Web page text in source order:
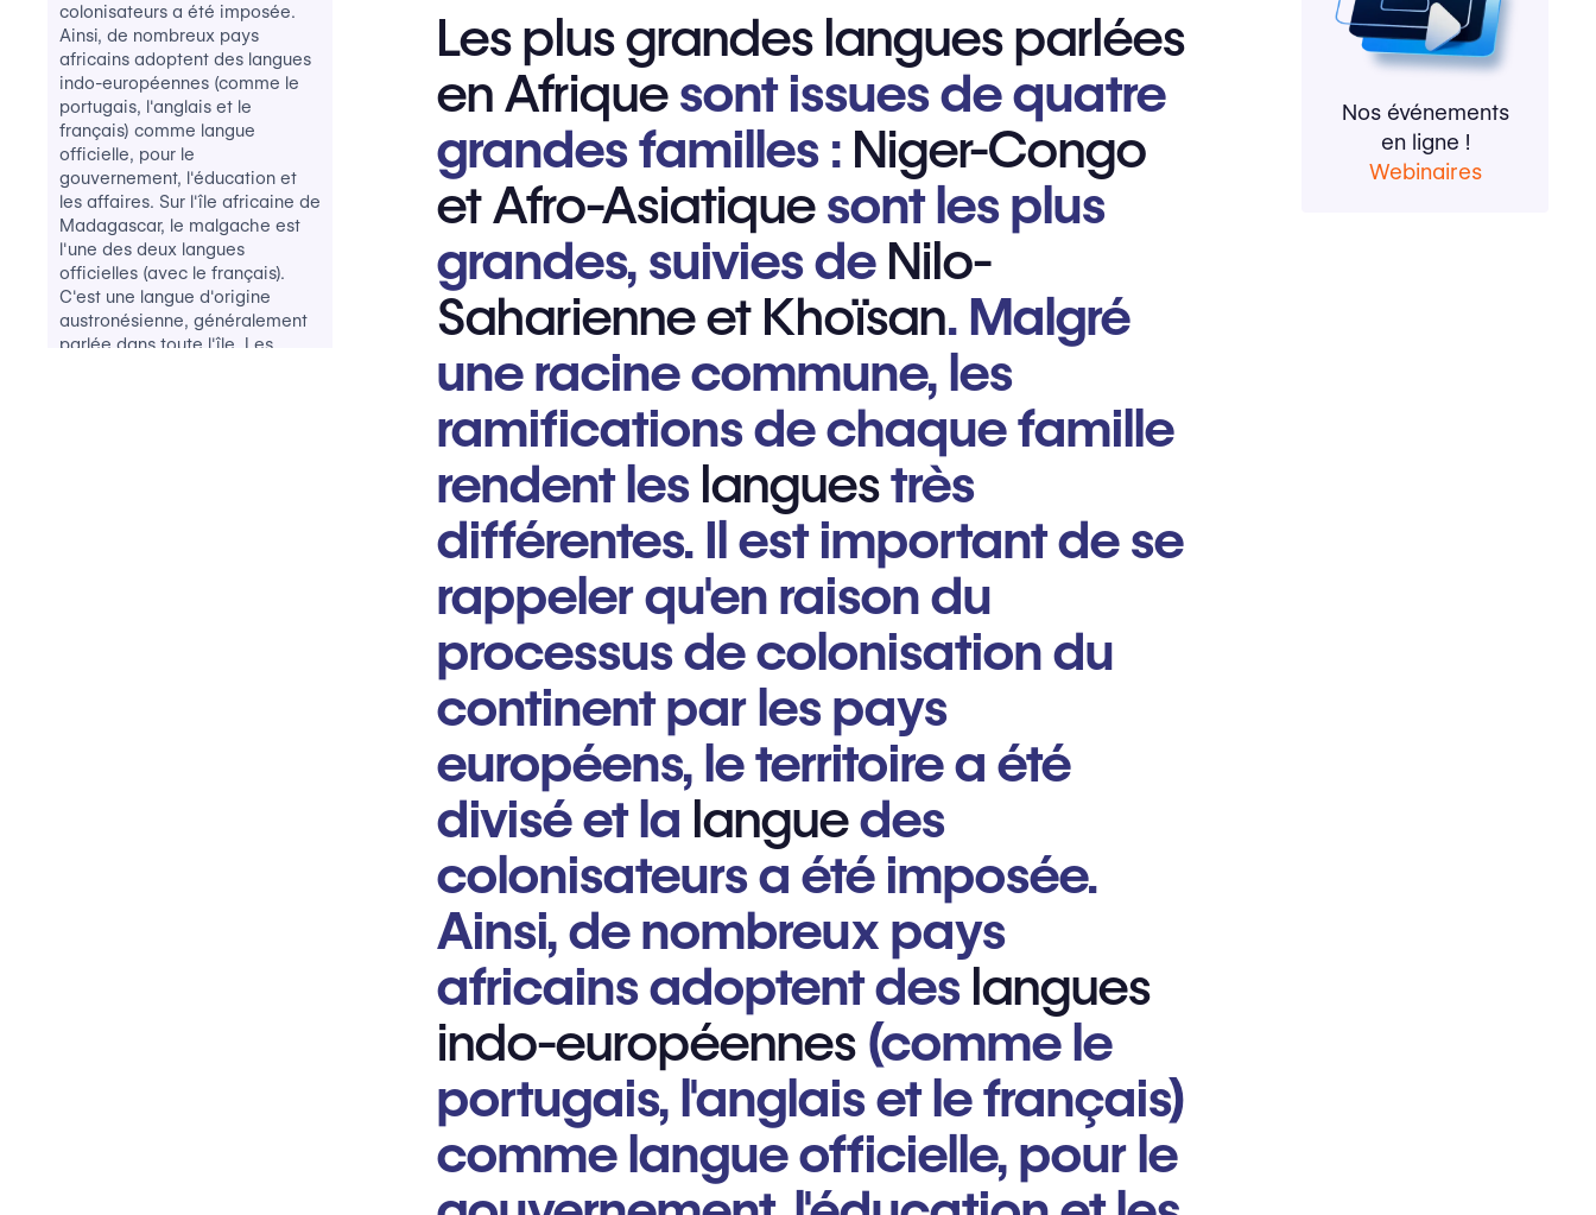
colonisateurs a été imposée.
Ainsi, de nombreux pays
africains adoptent des langues
indo-européennes (comme le
portugais, l'anglais et le
français) comme langue
officielle, pour le
gouvernement, l'éducation et
les affaires. Sur l'île africaine de
Madagascar, le malgache est
l'une des deux langues
officielles (avec le français).
C'est une langue d'origine
austronésienne, généralement
parlée dans toute l'île. Les
Les plus grandes langues parlées
en Afriquesont issues de quatre
grandes familles : Niger-Congo
et Afro-Asiatiquesont les plus
grandes, suivies de Nilo-
Saharienne et Khoïsan. Malgré
une racine commune, les
ramifications de chaque famille
rendent les languestrès
différentes. Il est important de se
rappeler qu'en raison du
processus de colonisation du
continent par les pays
européens, le territoire a été
divisé et la languedes
colonisateurs a été imposée.
Ainsi, de nombreux pays
africains adoptent des langues
indo-européennes (comme le
portugais, l'anglais et le français)
comme langue officielle, pour le
Nos événements
en ligne !
Webinaires